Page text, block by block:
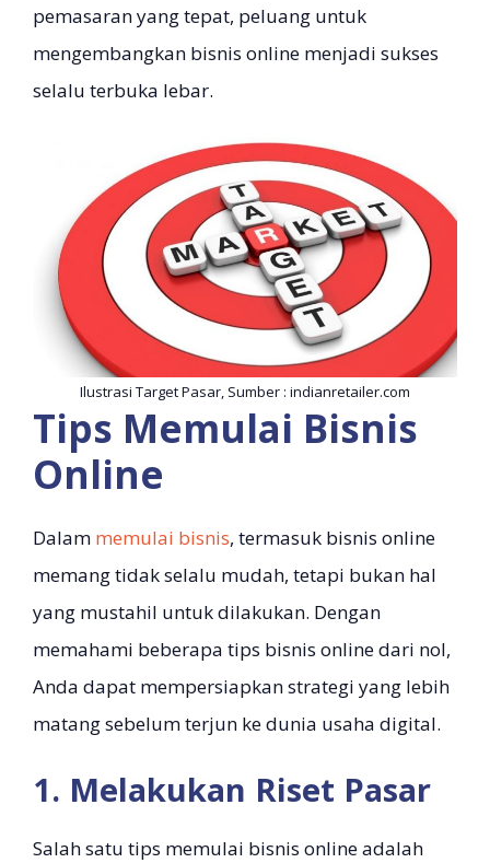
pemasaran yang tepat, peluang untuk
mengembangkan bisnis online menjadi sukses
selalu terbuka lebar.
Ilustrasi Target Pasar, Sumber : indianretailer.com
Tips Memulai Bisnis
Online
Dalam memulai bisnis, termasuk bisnis online
memang tidak selalu mudah, tetapi bukan hal
yang mustahil untuk dilakukan. Dengan
memahami beberapa tips bisnis online dari nol,
Anda dapat mempersiapkan strategi yang lebih
matang sebelum terjun ke dunia usaha digital.
1. Melakukan Riset Pasar
Salah satu tips memulai bisnis online adalah